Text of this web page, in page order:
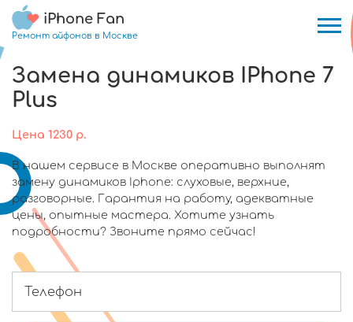
iPhone Fan
Ремонт айфонов в Москве
Замена динамиков IPhone 7
Plus
Цена 1230 р.
В нашем сервисе в Москве оперативно выполнят
замену динамиков Iphone: слуховые, верхние,
разговорные. Гарантия на работу, адекватные
цены, опытные мастера. Хотите узнать
подробности? Звоните прямо сейчас!